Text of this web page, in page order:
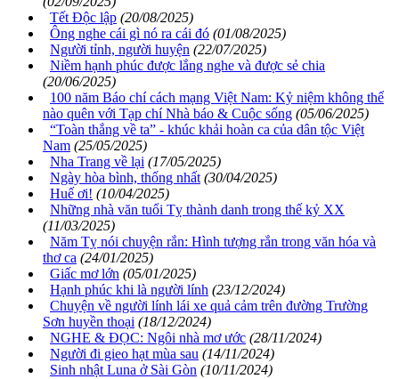
Tết Độc lập (20/08/2025)
Ông nghe cái gì nó ra cái đó (01/08/2025)
Người tỉnh, người huyện (22/07/2025)
Niềm hạnh phúc được lắng nghe và được sẻ chia
(20/06/2025)
100 năm Báo chí cách mạng Việt Nam: Kỷ niệm không thể
nào quên với Tạp chí Nhà báo & Cuộc sống (05/06/2025)
“Toàn thắng về ta” - khúc khải hoàn ca của dân tộc Việt
Nam (25/05/2025)
Nha Trang về lại (17/05/2025)
Ngày hòa bình, thống nhất (30/04/2025)
Huế ơi! (10/04/2025)
Những nhà văn tuổi Tỵ thành danh trong thế kỷ XX
(11/03/2025)
Năm Tỵ nói chuyện rắn: Hình tượng rắn trong văn hóa và
thơ ca (24/01/2025)
Giấc mơ lớn (05/01/2025)
Hạnh phúc khi là người lính (23/12/2024)
Chuyện về người lính lái xe quả cảm trên đường Trường
Sơn huyền thoại (18/12/2024)
NGHE & ĐỌC: Ngôi nhà mơ ước (28/11/2024)
Người đi gieo hạt mùa sau (14/11/2024)
Sinh nhật Luna ở Sài Gòn (10/11/2024)